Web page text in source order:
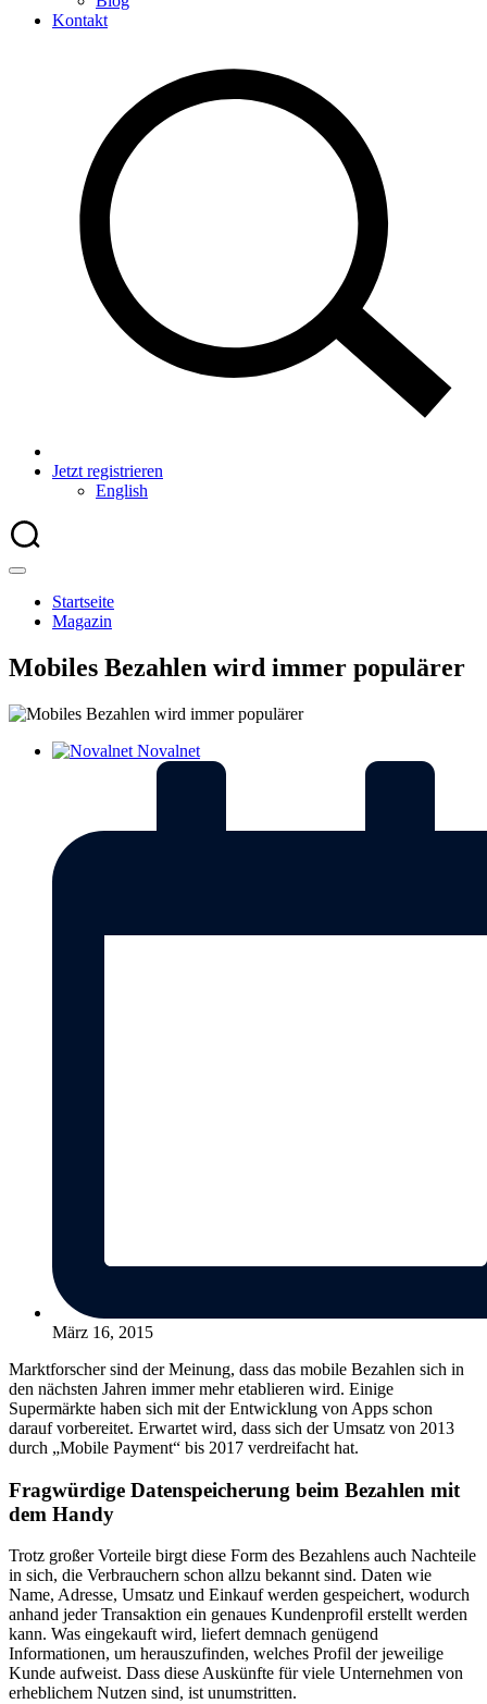
Kontakt
Jetzt registrieren
English
Startseite
Magazin
Mobiles Bezahlen wird immer populärer
Novalnet
März 16, 2015
Marktforscher sind der Meinung, dass das mobile Bezahlen sich in
den nächsten Jahren immer mehr etablieren wird. Einige
Supermärkte haben sich mit der Entwicklung von Apps schon
darauf vorbereitet. Erwartet wird, dass sich der Umsatz von 2013
durch „Mobile Payment“ bis 2017 verdreifacht hat.
Fragwürdige Datenspeicherung beim Bezahlen mit
dem Handy
Trotz großer Vorteile birgt diese Form des Bezahlens auch Nachteile
in sich, die Verbrauchern schon allzu bekannt sind. Daten wie
Name, Adresse, Umsatz und Einkauf werden gespeichert, wodurch
anhand jeder Transaktion ein genaues Kundenprofil erstellt werden
kann. Was eingekauft wird, liefert demnach genügend
Informationen, um herauszufinden, welches Profil der jeweilige
Kunde aufweist. Dass diese Auskünfte für viele Unternehmen von
erheblichem Nutzen sind, ist unumstritten.